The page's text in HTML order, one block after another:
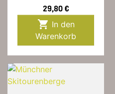
Preis
29,80 €

Warenkorb